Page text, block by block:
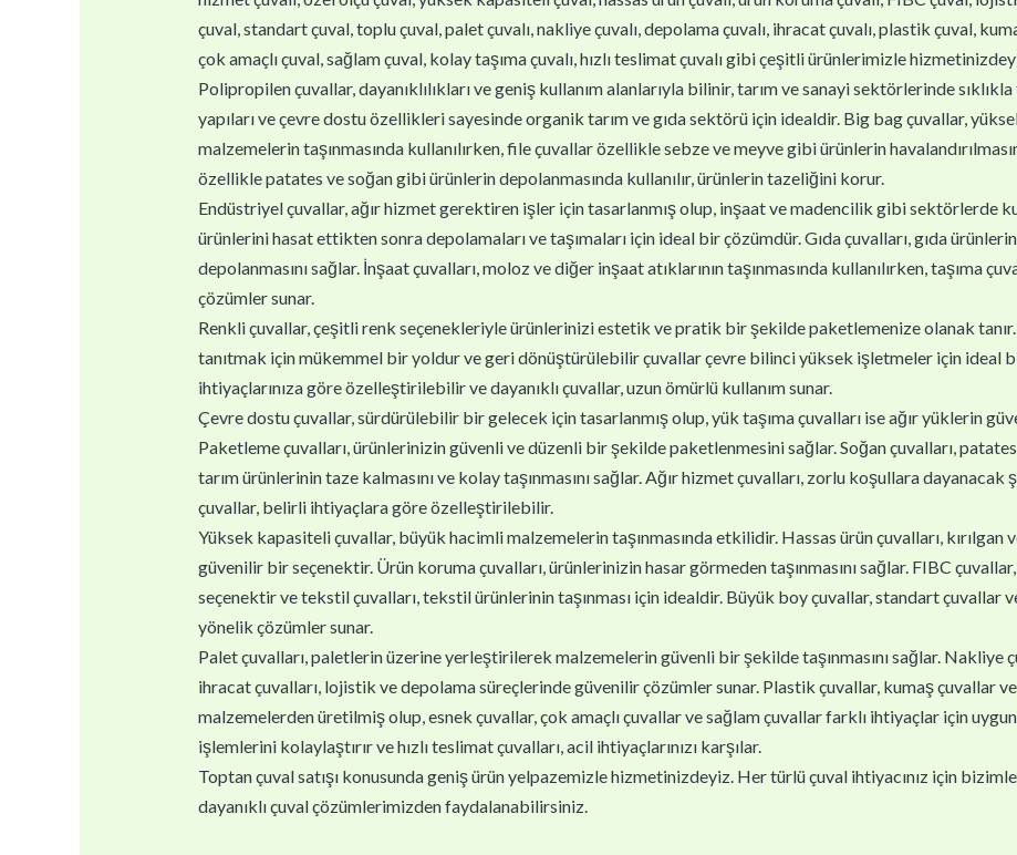
çuval, standart çuval, toplu çuval, palet çuvalı, nakliye çuvalı, depolama çuvalı, ihracat çuvalı, plastik çuval,
çok amaçlı çuval, sağlam çuval, kolay taşıma çuvalı, hızlı teslimat çuvalı gibi çeşitli ürünlerimizle
Polipropilen çuvallar, dayanıklılıkları ve geniş kullanım alanlarıyla bilinir, tarım ve sanayi sektörlerinde
yapıları ve çevre dostu özellikleri sayesinde organik tarım ve gıda sektörü için idealdir. Big bag çuvallar,
malzemelerin taşınmasında kullanılırken, file çuvallar özellikle sebze ve meyve gibi ürünlerin
özellikle patates ve soğan gibi ürünlerin depolanmasında kullanılır, ürünlerin tazeliğini korur.
Endüstriyel çuvallar, ağır hizmet gerektiren işler için tasarlanmış olup, inşaat ve madencilik gibi sektörlerde
ürünlerini hasat ettikten sonra depolamaları ve taşımaları için ideal bir çözümdür. Gıda çuvalları, gıda
depolanmasını sağlar. İnşaat çuvalları, moloz ve diğer inşaat atıklarının taşınmasında kullanılırken, taşıma
çözümler sunar.
Renkli çuvallar, çeşitli renk seçenekleriyle ürünlerinizi estetik ve pratik bir şekilde paketlemenize olanak tanır.
tanıtmak için mükemmel bir yoldur ve geri dönüştürülebilir çuvallar çevre bilinci yüksek işletmeler için ideal
ihtiyaçlarınıza göre özelleştirilebilir ve dayanıklı çuvallar, uzun ömürlü kullanım sunar.
Çevre dostu çuvallar, sürdürülebilir bir gelecek için tasarlanmış olup, yük taşıma çuvalları ise ağır yüklerin
Paketleme çuvalları, ürünlerinizin güvenli ve düzenli bir şekilde paketlenmesini sağlar. Soğan çuvalları, patates
tarım ürünlerinin taze kalmasını ve kolay taşınmasını sağlar. Ağır hizmet çuvalları, zorlu koşullara
çuvallar, belirli ihtiyaçlara göre özelleştirilebilir.
Yüksek kapasiteli çuvallar, büyük hacimli malzemelerin taşınmasında etkilidir. Hassas ürün çuvalları, kırılgan
güvenilir bir seçenektir. Ürün koruma çuvalları, ürünlerinizin hasar görmeden taşınmasını sağlar. FIBC
seçenektir ve tekstil çuvalları, tekstil ürünlerinin taşınması için idealdir. Büyük boy çuvallar, standart çuvallar
yönelik çözümler sunar.
Palet çuvalları, paletlerin üzerine yerleştirilerek malzemelerin güvenli bir şekilde taşınmasını sağlar. Nakliye
ihracat çuvalları, lojistik ve depolama süreçlerinde güvenilir çözümler sunar. Plastik çuvallar, kumaş çuvallar
malzemelerden üretilmiş olup, esnek çuvallar, çok amaçlı çuvallar ve sağlam çuvallar farklı ihtiyaçlar için
işlemlerini kolaylaştırır ve hızlı teslimat çuvalları, acil ihtiyaçlarınızı karşılar.
Toptan çuval satışı konusunda geniş ürün yelpazemizle hizmetinizdeyiz. Her türlü çuval ihtiyacınız için
dayanıklı çuval çözümlerimizden faydalanabilirsiniz.